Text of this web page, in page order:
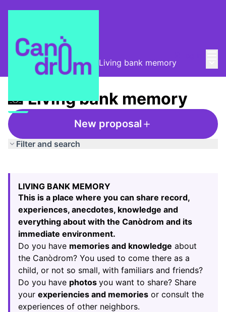
Taula de Memòries / 📸 Living bank memory
📸 Living bank memory
New proposal
Filter and search
−
LIVING BANK MEMORY
This is a place where you can share record,
experiences, anecdotes, knowledge and
everything about with the Canòdrom and its
immediate environment.
Do you have memories and knowledge about
the Canòdrom? You used to come there as a
child, or not so small, with familiars and friends?
Do you have photos you want to share? Share
your experiencies and memories or consult the
experiences of other neighbors.